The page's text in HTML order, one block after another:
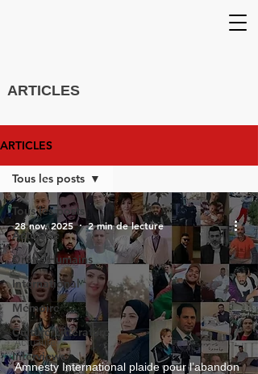
ARTICLES
ARTICLES
Tous les posts
Actualité
Droits Humains
International
Mémoire
Culture/Littérature
Interviews
Tous les posts
Amnesty International plaide pour l’abandon
Actualité
28 nov. 2025 2 min de lecture